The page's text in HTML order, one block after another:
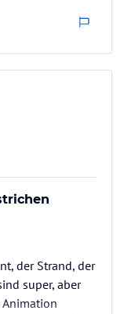
der Strand, der
super, aber